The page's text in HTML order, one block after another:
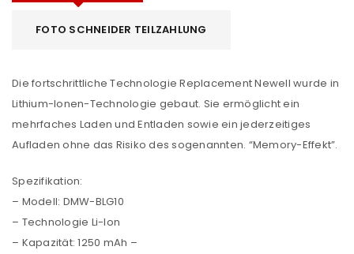
FOTO SCHNEIDER TEILZAHLUNG
Die fortschrittliche Technologie Replacement Newell wurde in
Lithium-Ionen-Technologie gebaut. Sie ermöglicht ein
mehrfaches Laden und Entladen sowie ein jederzeitiges
Aufladen ohne das Risiko des sogenannten. “Memory-Effekt”.
Spezifikation:
– Modell: DMW-BLG10
– Technologie Li-Ion
– Kapazität: 1250 mAh –